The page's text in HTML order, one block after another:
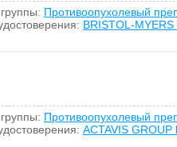
Противоопухолевый
BRISTOL-
Противоопухолевый
ACTAVIS GROUP